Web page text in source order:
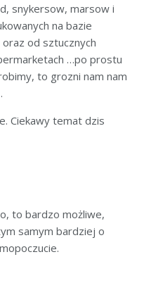
snykersow, marsow i
na bazie
od sztucznych
…po prostu
to grozni nam nam
Ciekawy temat dzis
to bardzo możliwe,
samym bardziej o